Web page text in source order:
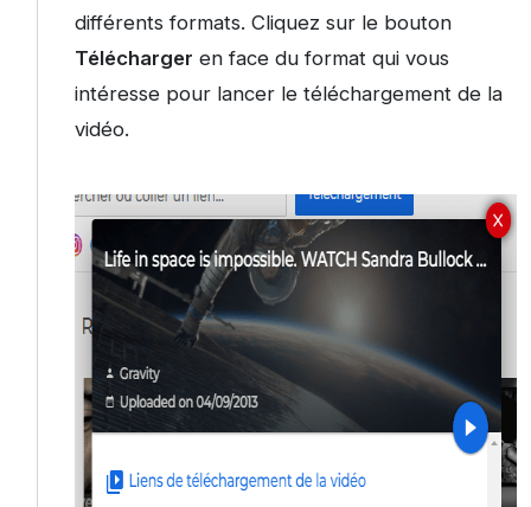
différents formats. Cliquez sur le bouton
Télécharger en face du format qui vous
intéresse pour lancer le téléchargement de la
vidéo.